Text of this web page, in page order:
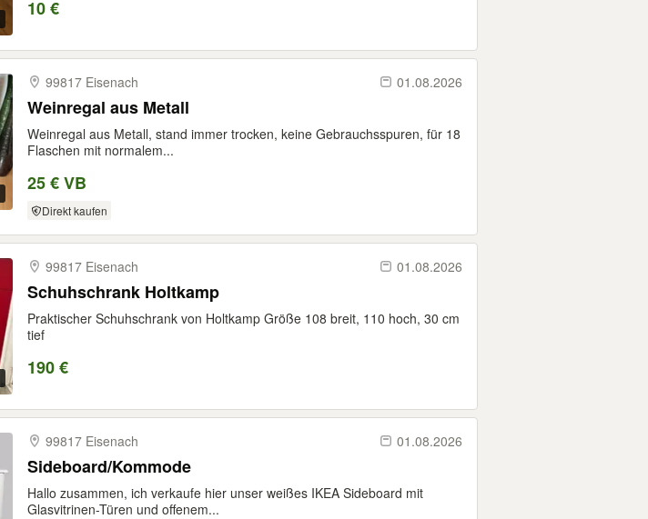
10 €
99817 Eisenach 01.08.2026
Weinregal aus Metall
Weinregal aus Metall, stand immer trocken, keine Gebrauchsspuren, für 18
Flaschen mit normalem...
25 € VB
Direkt kaufen
99817 Eisenach 01.08.2026
Schuhschrank Holtkamp
Praktischer Schuhschrank von Holtkamp Größe 108 breit, 110 hoch, 30 cm
tief
190 €
99817 Eisenach 01.08.2026
Sideboard/Kommode
Hallo zusammen, ich verkaufe hier unser weißes IKEA Sideboard mit
Glasvitrinen-Türen und offenem...